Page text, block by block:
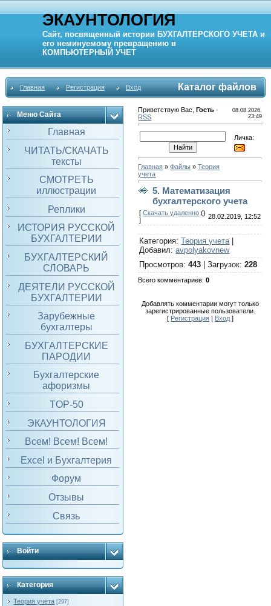
ЭКАУНТОЛОГИЯ
Сайт, посвященный истории БУХГАЛТЕРСКОГО УЧЕТА и
его неминуемому превращению в
КОМПЬЮТЕРНЫЙ УЧЕТ
Главная Регистрация Вход Каталог файлов
Меню Сайта
Главная
ЧИТАТЬ/СКАЧАТЬ
тексты
СМОТРЕТЬ
иллюстрации
Реплики
ИСТОРИЯ РУССКОЙ
БУХГАЛТЕРИИ
БУХГАЛТЕРСКИЙ
СЛОВАРЬ
ДЕЯТЕЛИ РУССКОЙ
БУХГАЛТЕРИИ
Зарубежные
бухгалтеры
БУХГАЛТЕРСКИЕ
ПАРОДИИ
Бухгалтерские
афоризмы
TOP-50
ЭКАУНТОЛОГИЯ
Всем! Всем! Всем!
Excel и Бухгалтерия
Форум
Отзывы
Связь
Войти
Категория
Теория учета [297]
Приветствую Вас ,Гость ·
RSS
08.08.2026,
23:49
Личка:
Главная »Файлы »Теория
учета
5. Математизация
бухгалтерского учета
[Скачать удаленно ()
]
28.02.2019, 12:52
Категория:Теория учета|
Добавил:avpolyakovnew
Просмотров:443 |Загрузок:228
Всего комментариев:0
Добавлять комментарии могут только
зарегистрированные пользователи.
[ Регистрация| Вход]